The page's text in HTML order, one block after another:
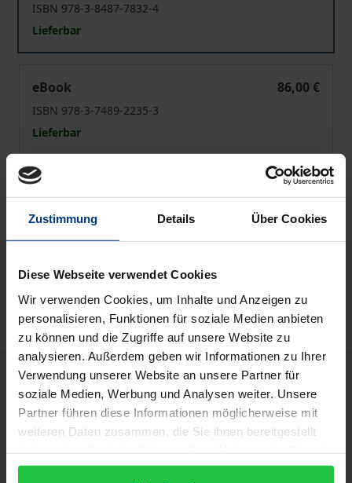
Zustimmung Details Über Cookies
Diese Webseite verwendet Cookies
Wir verwenden Cookies, um Inhalte und Anzeigen zu
personalisieren, Funktionen für soziale Medien anbieten
zu können und die Zugriffe auf unsere Website zu
analysieren. Außerdem geben wir Informationen zu Ihrer
Verwendung unserer Website an unsere Partner für
soziale Medien, Werbung und Analysen weiter. Unsere
Partner führen diese Informationen möglicherweise mit
weiteren Daten zusammen, die Sie ihnen bereitgestellt
gesammelt haben.
ISBN 978-3-8487-7832-4
Lieferbar
eBook
86,00 €
ISBN 978-3-7489-2235-3
Lieferbar
Preisangaben inkl. MwSt. Abhängig von der Lieferadresse
kann die MwSt. an der Kasse variieren.
In den Warenkorb
Zur Wunschliste hinzufügen
Hinweise zu Versandkosten
Beschreibung
Das World Wide Web ist eine mit dem Buchdruck
vergleichbare Erfolgsgeschichte. Der Durchbruch
dieser Technologie ist auf ein gleichermaßen